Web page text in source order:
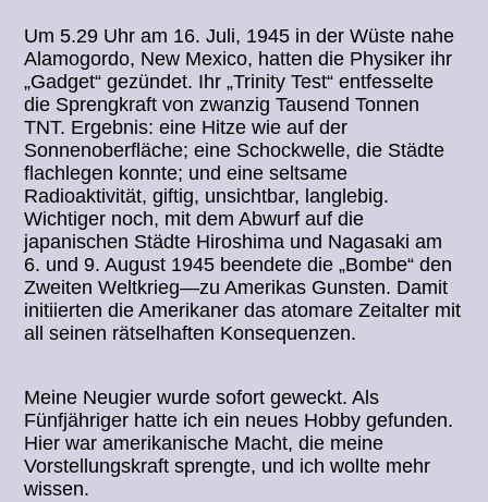
Um 5.29 Uhr am 16. Juli, 1945 in der Wüste nahe
Alamogordo, New Mexico, hatten die Physiker ihr
„Gadget“ gezündet. Ihr „Trinity Test“ entfesselte
die Sprengkraft von zwanzig Tausend Tonnen
TNT. Ergebnis: eine Hitze wie auf der
Sonnenoberfläche; eine Schockwelle, die Städte
flachlegen konnte; und eine seltsame
Radioaktivität, giftig, unsichtbar, langlebig.
Wichtiger noch, mit dem Abwurf auf die
japanischen Städte Hiroshima und Nagasaki am
6. und 9. August 1945 beendete die „Bombe“ den
Zweiten Weltkrieg—zu Amerikas Gunsten. Damit
initiierten die Amerikaner das atomare Zeitalter mit
all seinen rätselhaften Konsequenzen.
Meine Neugier wurde sofort geweckt. Als
Fünfjähriger hatte ich ein neues Hobby gefunden.
Hier war amerikanische Macht, die meine
Vorstellungskraft sprengte, und ich wollte mehr
wissen.